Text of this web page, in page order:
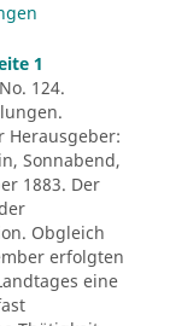
1
124.
Herausgeber:
Sonnabend,
1883. Der
Obgleich
erfolgten
eine